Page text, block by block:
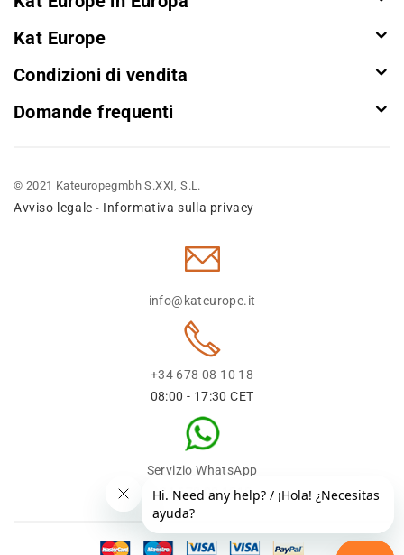
Kat Europe
Condizioni di vendita
Domande frequenti
© 2021 Kateuropegmbh S.XXI, S.L.
Avviso legale - Informativa sulla privacy
info@kateurope.it
+34 678 08 10 18
08:00 - 17:30 CET
Servizio WhatsApp
+34 678 08 1018